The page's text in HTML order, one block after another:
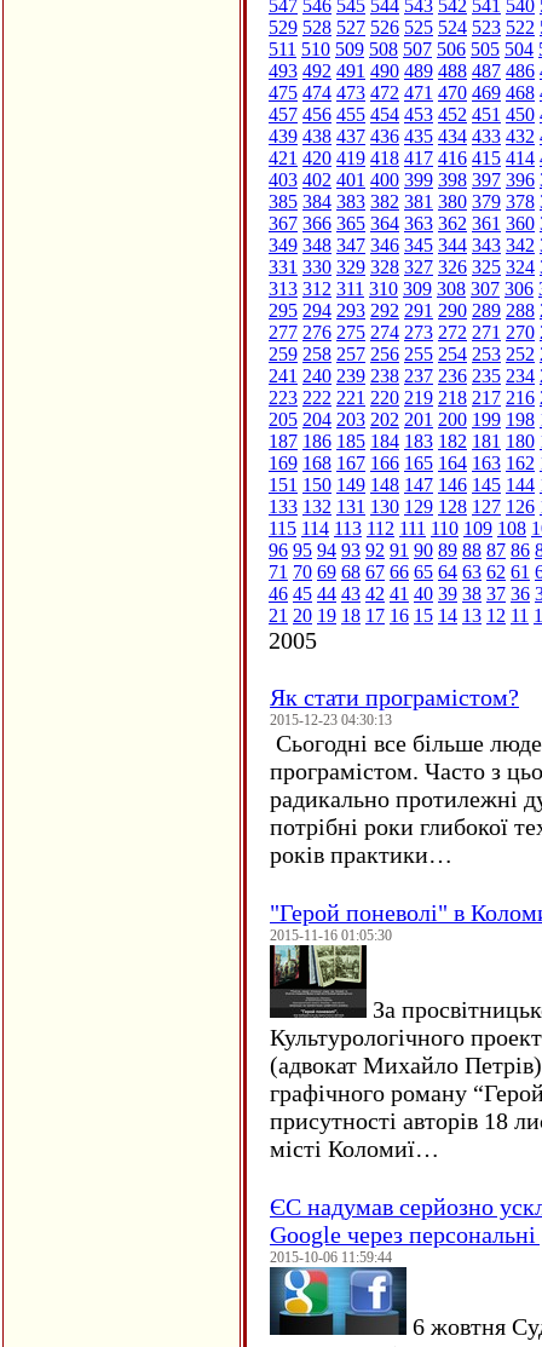
547 546 545 544 543 542 541 540
529 528 527 526 525 524 523 522
511 510 509 508 507 506 505 504
493 492 491 490 489 488 487 486
475 474 473 472 471 470 469 468
457 456 455 454 453 452 451 450
439 438 437 436 435 434 433 432
421 420 419 418 417 416 415 414
403 402 401 400 399 398 397 396
385 384 383 382 381 380 379 378
367 366 365 364 363 362 361 360
349 348 347 346 345 344 343 342
331 330 329 328 327 326 325 324
313 312 311 310 309 308 307 306
295 294 293 292 291 290 289 288
277 276 275 274 273 272 271 270
259 258 257 256 255 254 253 252
241 240 239 238 237 236 235 234
223 222 221 220 219 218 217 216
205 204 203 202 201 200 199 198
187 186 185 184 183 182 181 180
169 168 167 166 165 164 163 162
151 150 149 148 147 146 145 144
133 132 131 130 129 128 127 126
115 114 113 112 111 110 109 108
96 95 94 93 92 91 90 89 88 87 86
71 70 69 68 67 66 65 64 63 62 61
46 45 44 43 42 41 40 39 38 37 36
21 20 19 18 17 16 15 14 13 12 11
2005
Як стати програмістом?
2015-12-23 04:30:13
Сьогодні все більше
програмістом. Часто з
радикально протилежні
потрібні роки глибокої
років практики…
"Герой поневолі" в
2015-11-16 01:05:30
За
Культурологічного
(адвокат Михайло
графічного роману
присутності авторів 18
місті Коломиї…
ЄC надумав серйозно
Google через персональні
2015-10-06 11:59:44
6 жовтня